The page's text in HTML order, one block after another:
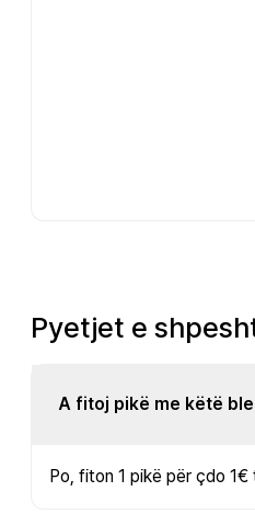
Pyetjet e
A fitoj pikë me këtë
Po, fiton 1 pikë për çdo